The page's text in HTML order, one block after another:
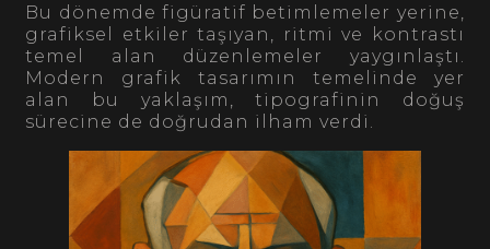
Bu dönemde figüratif betimlemeler yerine,
grafiksel etkiler taşıyan, ritmi ve kontrastı
temel alan düzenlemeler yaygınlaştı.
Modern grafik tasarımın temelinde yer
alan bu yaklaşım, tipografinin doğuş
sürecine de doğrudan ilham verdi.